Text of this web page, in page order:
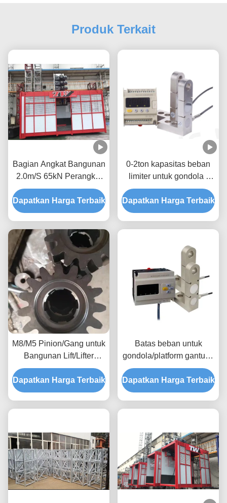
Produk Terkait
Bagian Angkat Bangunan
2.0m/S 65kN Perangkat
Keamanan SAJ Dengan
Micro Switch
Dapatkan Harga Terbaik
0-2ton kapasitas beban
limiter untuk gondola /
platform ditangguhkan
dengan 4 digit tampilan
untuk memastikan
Dapatkan Harga Terbaik
M8/M5 Pinion/Gang untuk
Bangunan Lift/Lifter
Konstruksi
Dapatkan Harga Terbaik
Batas beban untuk
gondola/platform gantung
dengan alarm overload
untuk memastikan
operasi yang aman
Dapatkan Harga Terbaik